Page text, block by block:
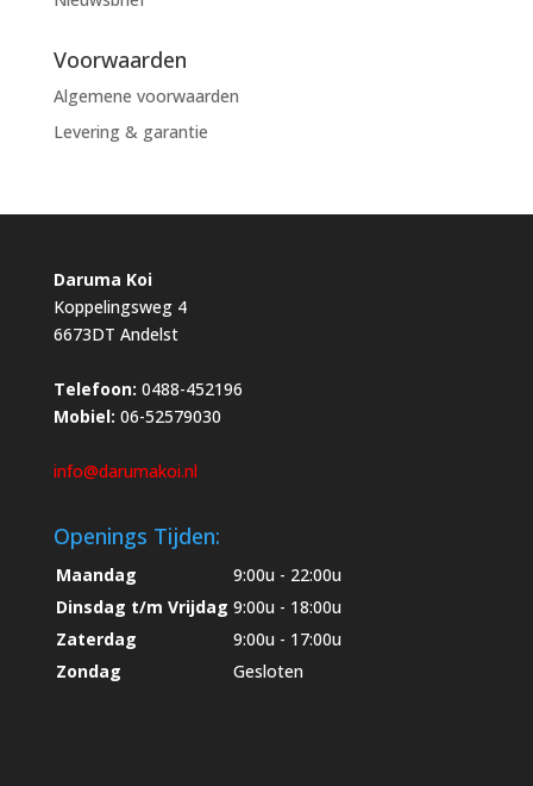
Voorwaarden
Algemene voorwaarden
Levering & garantie
Daruma Koi
Koppelingsweg 4
6673DT Andelst
Telefoon: 0488-452196
Mobiel: 06-52579030
info@darumakoi.nl
Openings Tijden:
Maandag
9:00u - 22:00u
Dinsdag t/m Vrijdag 9:00u - 18:00u
Zaterdag
9:00u - 17:00u
Zondag
Gesloten